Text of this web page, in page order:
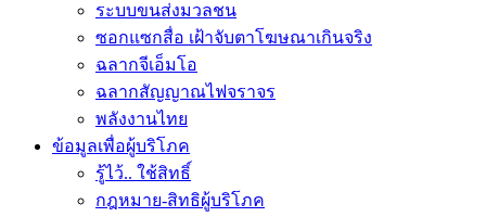
ระบบขนส่งมวลชน
ซอกแซกสื่อ เฝ้าจับตาโฆษณาเกินจริง
ฉลากจีเอ็มโอ
ฉลากสัญญาณไฟจราจร
พลังงานไทย
ข้อมูลเพื่อผู้บริโภค
รู้ไว้.. ใช้สิทธิ์
กฎหมาย-สิทธิผู้บริโภค